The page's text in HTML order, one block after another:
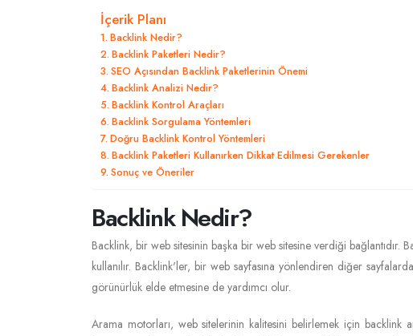
İçerik Planı
Backlink Nedir?
Backlink Paketleri Nedir?
SEO Açısından Backlink Paketlerinin Önemi
Backlink Analizi Nedir?
Backlink Kontrol Araçları
Backlink Sorgulama Yöntemleri
Doğru Backlink Kontrol Yöntemleri
Backlink Paketleri Kullanırken Dikkat Edilmesi Gerekenler
Sonuç ve Öneriler
Backlink Nedir?
Backlink, bir web sitesinin başka bir web sitesine verdiği
kullanılır. Backlink'ler, bir web sayfasına yönlendiren diğer
görünürlük elde etmesine de yardımcı olur.
Arama motorları, web sitelerinin kalitesini belirlemek için backlink